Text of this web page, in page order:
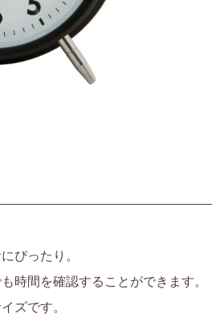
ぴったり。
時間を確認することができます。
ズです。